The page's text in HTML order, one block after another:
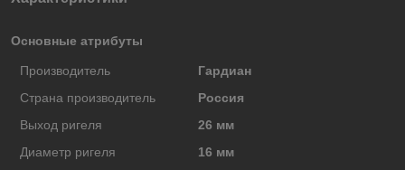
Основные атрибуты
Производитель
Гардиан
Страна производитель
Россия
Выход ригеля
26 мм
Диаметр ригеля
16 мм